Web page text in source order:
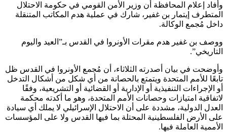
وأفاد إعلام المحافظة أن وزير الأمن القومي في حكومة الاحتلال
المتطرف إيتمار بن غفير، شارك في عملية هدم المكاتب المتنقلة
داخل مُجمع الوكالة.
ووصف بن غفير هدم مقرات الأونروا في القدس بـ”العيد واليوم
التاريخي”.
وأوضحت في بيان أصدرته الثلاثاء، أن مُجمع الأونروا في القدس ظل
تابعًا للأمم المتحدة ويتمتع بالحصانة من أي شكل من أشكال التدخل
أو الإجراءات التنفيذية أو الإدارية أو القضائية أو التشريعية، وفقًا
لاتفاقية امتيازات وحصانات الأمم المتحدة، وهو ما أكدته محكمة
العدل الدولية، مشددة على أن الاحتلال الإسرائيلي لا يملك أي سيادة
على الأرض الفلسطينية المحتلة بما فيها القدس ولا على المؤسسات
الأممية العاملة فيها.